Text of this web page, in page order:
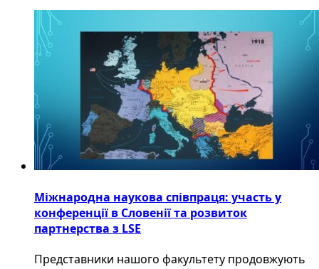
Міжнародна наукова співпраця: участь у
конференції в Словенії та розвиток
партнерства з LSE
​Представники нашого факультету продовжують